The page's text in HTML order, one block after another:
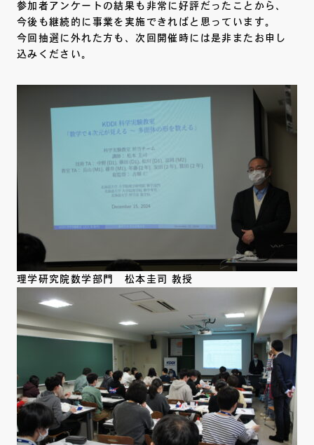
参加者アンケートの結果も非常に好評だったことから、
今後も継続的に事業を実施できればと思っています。
今回抽選に外れた方も、次回開催時には是非またお申し
込みください。
理学研究院数学部門 松本圭司 教授